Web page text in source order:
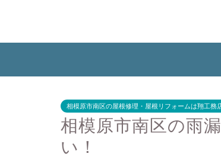
相模原市南区の屋根修理・屋根リフォームは翔工務
相模原市南区の雨
い！